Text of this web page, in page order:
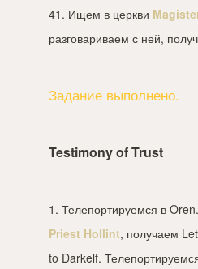
41. Ищем в церкви
разговариваем с ней,
Задание выполнено.
Testimony of Trust
1. Телепортируемся в
Priest Hollint, получаем
to Darkelf.